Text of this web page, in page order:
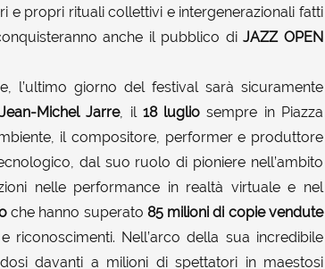
e propri rituali collettivi e intergenerazionali fatti
anche il pubblico diJAZZ OPEN
l’ultimo giorno del festival sarà sicuramente
Jean-Michel Jarre, il 18 luglio sempre in Piazza
il compositore, performer e produttore
dal suo ruolo di pioniere nell’ambito
nelle performance in realtà virtuale e nel
che hanno superato 85 milioni di copie vendute
Nell’arco della sua incredibile
davanti a milioni di spettatori in maestosi